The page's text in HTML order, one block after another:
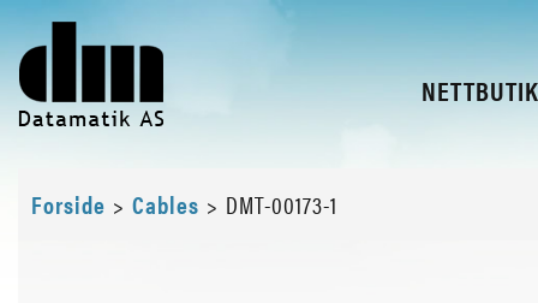
Forside > Cables > DMT-00173-1